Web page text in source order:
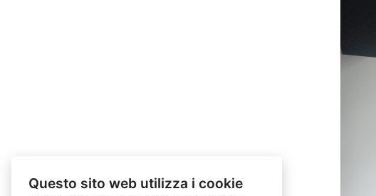
Questo sito web utilizza i cookie